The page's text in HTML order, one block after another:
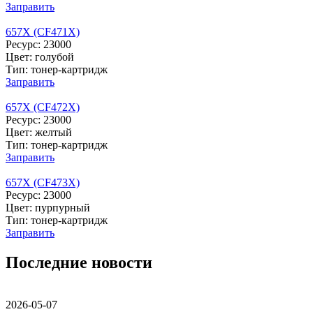
Заправить
657X (CF471X)
Ресурс: 23000
Цвет: голубой
Тип: тонер-картридж
Заправить
657X (CF472X)
Ресурс: 23000
Цвет: желтый
Тип: тонер-картридж
Заправить
657X (CF473X)
Ресурс: 23000
Цвет: пурпурный
Тип: тонер-картридж
Заправить
Последние новости
2026-05-07